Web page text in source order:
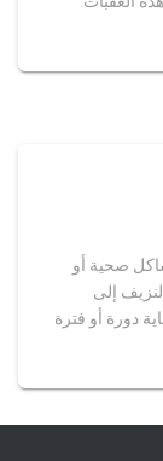
صحية أو
إلى
دورة أو فترة